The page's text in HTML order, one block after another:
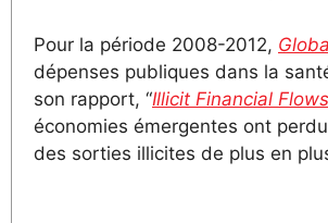
Pour la période 2008-2012,
dépenses publiques dans la
son rapport, “Illicit Financial
économies émergentes ont
des sorties illicites de plus en